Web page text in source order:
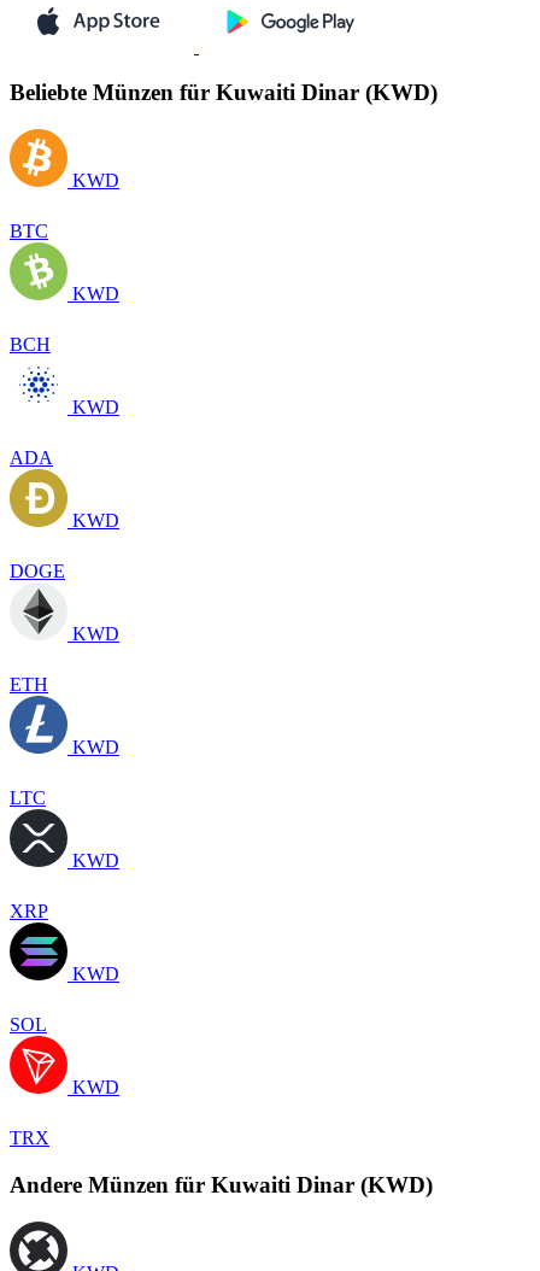
Beliebte Münzen für Kuwaiti Dinar (KWD)
KWD
BTC
KWD
BCH
KWD
ADA
KWD
DOGE
KWD
ETH
KWD
LTC
KWD
XRP
KWD
SOL
KWD
TRX
Andere Münzen für Kuwaiti Dinar (KWD)